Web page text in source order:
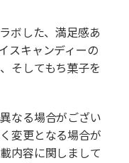
ボした、満足感あ
スキャンディーの
そしてもち菓子を
なる場合がござい
変更となる場合が
内容に関しまして